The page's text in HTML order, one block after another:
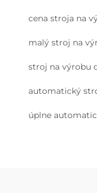
cena stroja na
malý stroj na
stroj na výrobu
automatický
úplne